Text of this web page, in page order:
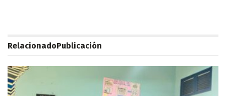
RelacionadoPublicación